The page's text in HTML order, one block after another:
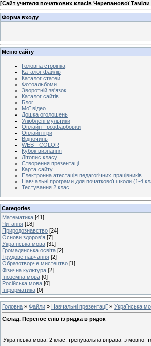
[Сайт учителя початкових класів Черепанової
Форма входу
Меню сайту
Головна сторінка
Каталог файлів
Каталог статей
Фотоальбоми
Зворотній зв'язок
Каталог сайтів
Блог
Мої відео
Дошка оголошень
Улюблені мультики
Онлайн - розфарбовки
Онлайн ігри
Відпочинь
WEB - COLOR
Кубок визнання
Літопис класу
Створення презентаці...
Карта сайту
Електронна атестація педагогічних працівників
Навчальні програми для початкової школи (1-4
Тестування 2 клас
Categories
Математика [41]
Читання [18]
Природознавство [24]
Основи здоров'я [7]
Українська мова [31]
Громадянська освіта [2]
Трудове навчання [2]
Образотворче мистецтво [1]
Фізична культура [2]
Іноземна мова [0]
Російська мова [0]
Інформатика [0]
Головна » Файли » Навчальні презентації » Українська
Склад. Перенос слів із рядка в рядок
Українська мова, 2 клас, тренувальна вправа з мовної